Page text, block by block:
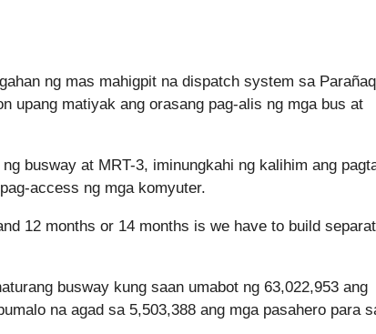
ng mas mahigpit na dispatch system sa
upang matiyak ang orasang pag-alis ng mga bus at
busway at MRT-3, iminungkahi ng kalihim ang
access ng mga komyuter.
12 months or 14 months is we have to build
busway kung saan umabot ng 63,022,953 ang
na agad sa 5,503,388 ang mga pasahero para